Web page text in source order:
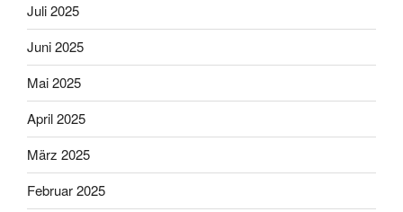
Juli 2025
Juni 2025
Mai 2025
April 2025
März 2025
Februar 2025